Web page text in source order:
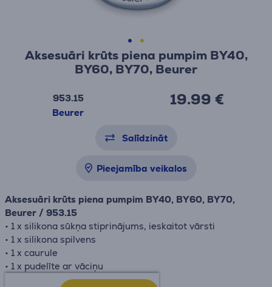
Aksesuāri krūts piena pumpim BY40,
BY60, BY70, Beurer
953.15
Beurer
19.99 €
Salīdzināt
Pieejamība veikalos
Aksesuāri krūts piena pumpim BY40, BY60, BY70,
Beurer / 953.15
• 1 x silikona sūkņa stiprinājums, ieskaitot vārsti
• 1 x silikona spilvens
• 1 x caurule
• 1 x pudelīte ar vāciņu